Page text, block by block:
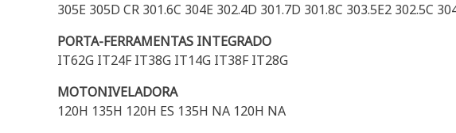
305E 305D CR 301.6C 304E 302.4D 301.7D 301.8C 303.5E2 302.5C
PORTA-FERRAMENTAS INTEGRADO
IT62G IT24F IT38G IT14G IT38F IT28G
MOTONIVELADORA
120H 135H 120H ES 135H NA 120H NA